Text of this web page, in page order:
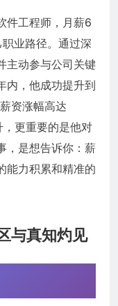
件工程师，月薪6
业路径。通过深
主动参与公司关键
内，他成功提升到
资涨幅高达
更重要的是他对
，是想告诉你：薪
能力积累和精准的
与真知灼见